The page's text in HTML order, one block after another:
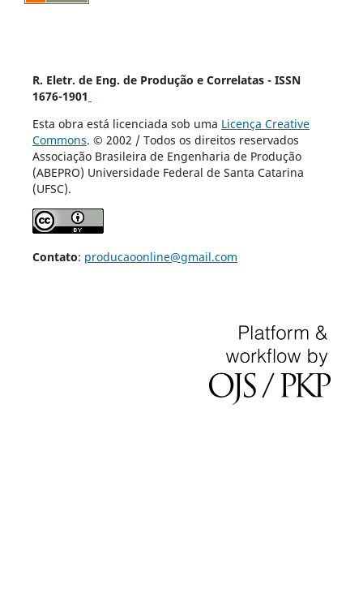
R. Eletr. de Eng. de Produção e Correlatas - ISSN
1676-1901
Esta obra está licenciada sob uma Licença Creative
Commons. © 2002 / Todos os direitos reservados
Associação Brasileira de Engenharia de Produção
(ABEPRO) Universidade Federal de Santa Catarina
(UFSC).
Contato: producaoonline@gmail.com